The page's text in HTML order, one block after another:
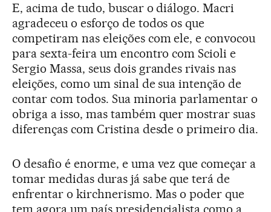
E, acima de tudo, buscar o diálogo. Macri
agradeceu o esforço de todos os que
competiram nas eleições com ele, e convocou
para sexta-feira um encontro com Scioli e
Sergio Massa, seus dois grandes rivais nas
eleições, como um sinal de sua intenção de
contar com todos. Sua minoria parlamentar o
obriga a isso, mas também quer mostrar suas
diferenças com Cristina desde o primeiro dia.
O desafio é enorme, e uma vez que começar a
tomar medidas duras já sabe que terá de
enfrentar o kirchnerismo. Mas o poder que
tem agora um país presidencialista como a